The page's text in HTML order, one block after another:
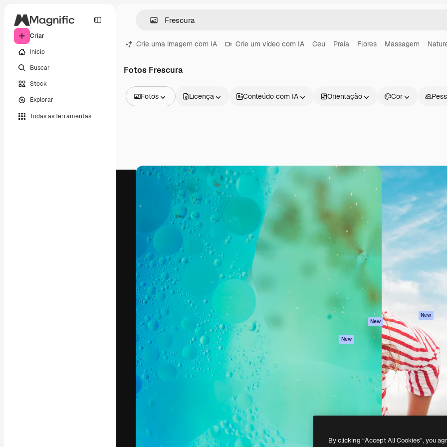
Criar
Início
Buscar
Stock
Explorar
Todas as ferramentas
Crie uma imagem com IA Crie um vídeo com IA Ceu Praia Flores Massagem
Fotos Frescura
Fotos
Vídeos
Clipes de vídeo
Modelos de vídeos
Ícones
Licença Conteúdo com IA Orientação Cor
A plataforma criativa para você direcionar
seu melhor trabalho. Mais de 1 milhão de
assinantes entre criativos, empresas,
agências e estúdios.
Produtos
Assistente de IA
Gerador de
imagens
Gerador de vídeos
Texto para voz
Conteúdo de stock
MCP para
Claude/ChatGPT
New
New
App móvel
Começar
Academy
Documentação
Atendimento
Termos e
condições
privacidade
Originais
New
Política de cookies
Central de
confiabilidade
Afiliados
Empresas
2026Freepik Company S.L.U. Todos os direitos reservados.
By clicking “Accept All Cookies”, you